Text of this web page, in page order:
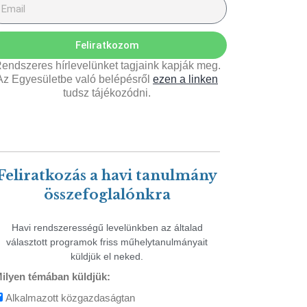
Feliratkozom
hírlevelünket tagjaink kapják meg.
Egyesületbe való belépésről ezen a linken
tudsz tájékozódni.
a havi tanulmány
összefoglalónkra
Havi rendszerességű levelünkben az általad
választott programok friss műhelytanulmányait
küldjük el neked.
témában küldjük:
Alkalmazott közgazdaságtan